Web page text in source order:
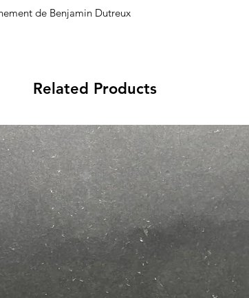
de Benjamin Dutreux
Related Products